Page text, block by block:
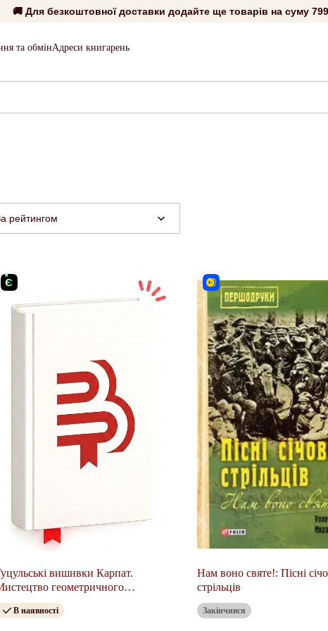
🚚 Для безкоштовної доставки додайте ще товарів на суму
та обмінАдреси книгарень
рейтингом
вишивки Карпат.
геометричного
орнаменту і колориту. Альбом 6
В наявності
Нам воно святе!: Пісні
стрільців
Закінчився